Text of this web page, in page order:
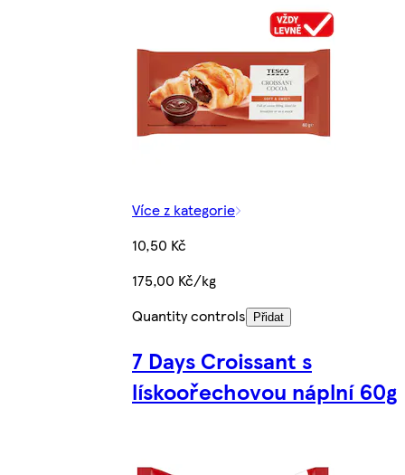
Více z kategorie
10,50 Kč
175,00 Kč/kg
Quantity controls
Přidat
7 Days Croissant s
lískoořechovou náplní 60g